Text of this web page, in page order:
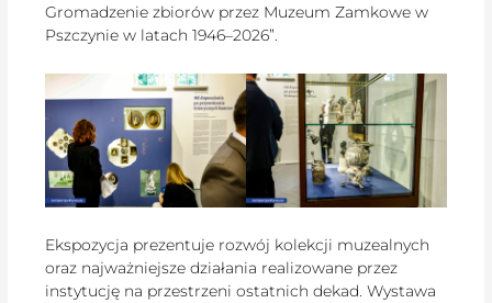
Gromadzenie zbiorów przez Muzeum Zamkowe w
Pszczynie w latach 1946–2026”.
Ekspozycja prezentuje rozwój kolekcji muzealnych
oraz najważniejsze działania realizowane przez
instytucję na przestrzeni ostatnich dekad. Wystawa